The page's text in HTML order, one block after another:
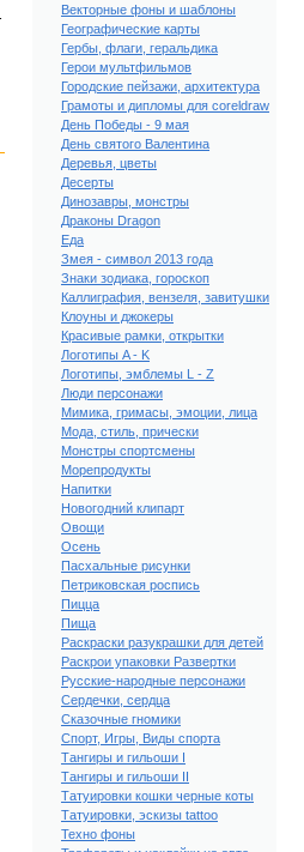
Векторные фоны и шаблоны
Географические карты
Гербы, флаги, геральдика
Герои мультфильмов
Городские пейзажи, архитектура
Грамоты и дипломы для coreldraw
День Победы - 9 мая
День святого Валентина
Деревья, цветы
Десерты
Динозавры, монстры
Драконы Dragon
Еда
Змея - символ 2013 года
Знаки зодиака, гороскоп
Каллиграфия, вензеля, завитушки
Клоуны и джокеры
Красивые рамки, открытки
Логотипы A - K
Логотипы, эмблемы L - Z
Люди персонажи
Мимика, гримасы, эмоции, лица
Мода, стиль, прически
Монстры спортсмены
Морепродукты
Напитки
Новогодний клипарт
Овощи
Осень
Пасхальные рисунки
Петриковская роспись
Пицца
Пища
Раскраски разукрашки для детей
Раскрои упаковки Развертки
Русские-народные персонажи
Сердечки, сердца
Сказочные гномики
Спорт, Игры, Виды спорта
Тангиры и гильоши I
Тангиры и гильоши II
Татуировки кошки черные коты
Татуировки, эскизы tattoo
Техно фоны